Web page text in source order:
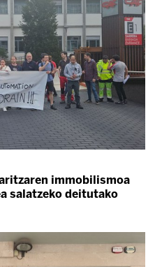
immobilismoa
salatzeko deitutako